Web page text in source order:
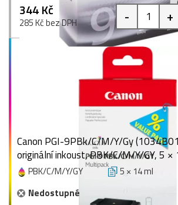
344 Kč
285 Kč bez DPH - +
Canon PGI-9PBk/C/M/Y/Gy
originální inkoust, PBK/C/M/Y/GY, 5
PBK/C/M/Y/GY 5 × 14 ml
Nedostupné